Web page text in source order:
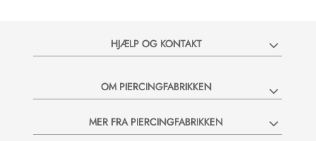
HJÆLP OG KONTAKT
OM PIERCINGFABRIKKEN
MER FRA PIERCINGFABRIKKEN
Bliv en del
20%